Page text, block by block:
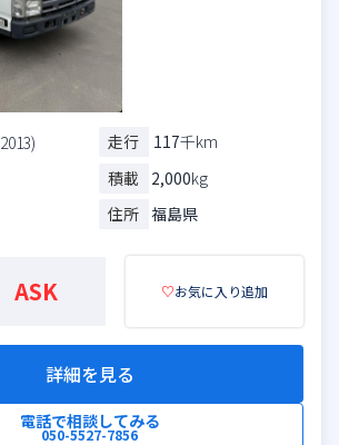
走行 117千km
積載 2,000kg
住所 福島県
ASK ♡お気に入り追加
詳細を見る
電話で相談してみる
050-5527-7856